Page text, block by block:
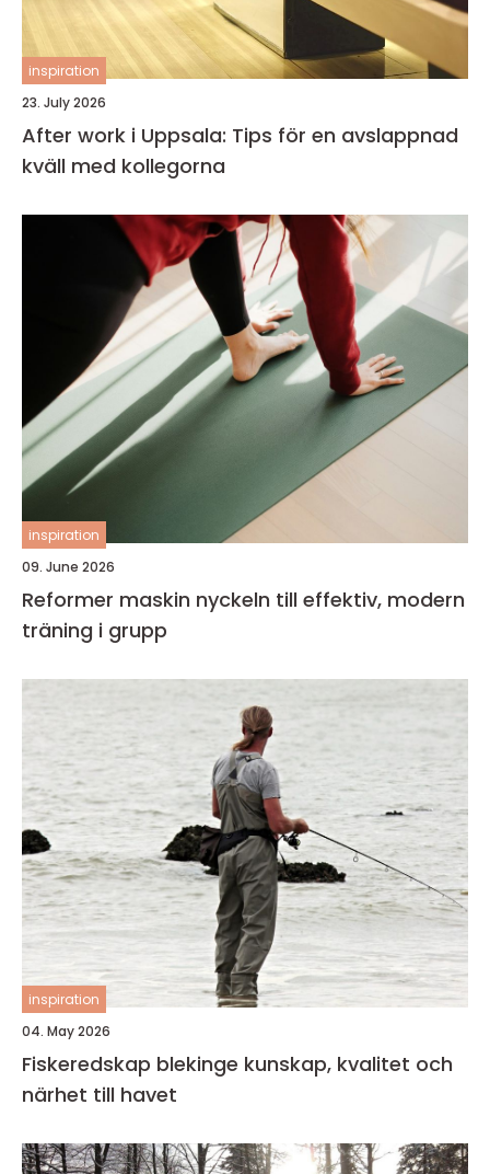
inspiration
23. July 2026
After work i Uppsala: Tips för en avslappnad
kväll med kollegorna
inspiration
09. June 2026
Reformer maskin nyckeln till effektiv, modern
träning i grupp
inspiration
04. May 2026
Fiskeredskap blekinge kunskap, kvalitet och
närhet till havet